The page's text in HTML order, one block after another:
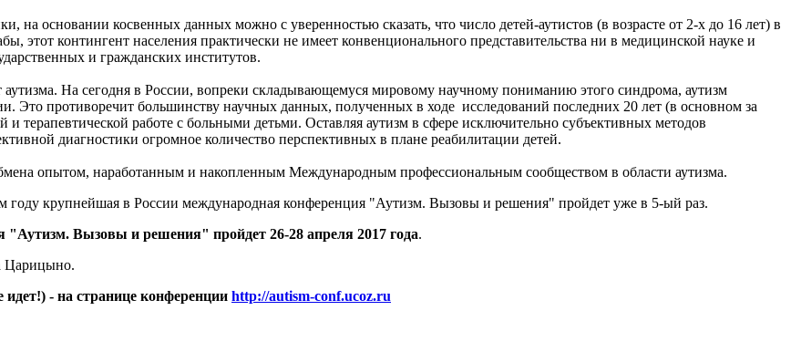
на основании косвенных данных можно с уверенностью сказать, что число детей-аутистов (в возрасте от 2-х до 16 лет) в
этот контингент населения практически не имеет конвенционального представительства ни в медицинской науке и
и гражданских институтов.
На сегодня в России, вопреки складывающемуся мировому научному пониманию этого синдрома, аутизм
Это противоречит большинству научных данных, полученных в ходе исследований последних 20 лет (в основном за
и терапевтической работе с больными детьми. Оставляя аутизм в сфере исключительно субъективных методов
диагностики огромное количество перспективных в плане реабилитации детей.
опытом, наработанным и накопленным Международным профессиональным сообществом в области аутизма.
крупнейшая в России международная конференция "Аутизм. Вызовы и решения" пройдет уже в 5-ый раз.
"Аутизм. Вызовы и решения" пройдет 26-28 апреля 2017 года.
Царицыно.
- на странице конференции http://autism-conf.ucoz.ru